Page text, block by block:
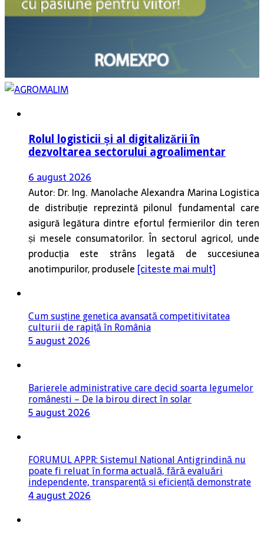
6 august 2026
Autor: Dr. Ing. Manolache Alexandra Marina Logistica
de distribuție reprezintă pilonul fundamental care
asigură legătura dintre efortul fermierilor din teren
și mesele consumatorilor. În sectorul agricol, unde
producția este strâns legată de succesiunea
anotimpurilor, produsele[citește mai mult]
5 august 2026
5 august 2026
independente, transparență și eficiență demonstrate
4 august 2026